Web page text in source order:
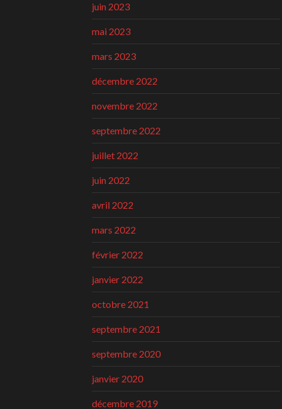
juin 2023
mai 2023
mars 2023
décembre 2022
novembre 2022
septembre 2022
juillet 2022
juin 2022
avril 2022
mars 2022
février 2022
janvier 2022
octobre 2021
septembre 2021
septembre 2020
janvier 2020
décembre 2019